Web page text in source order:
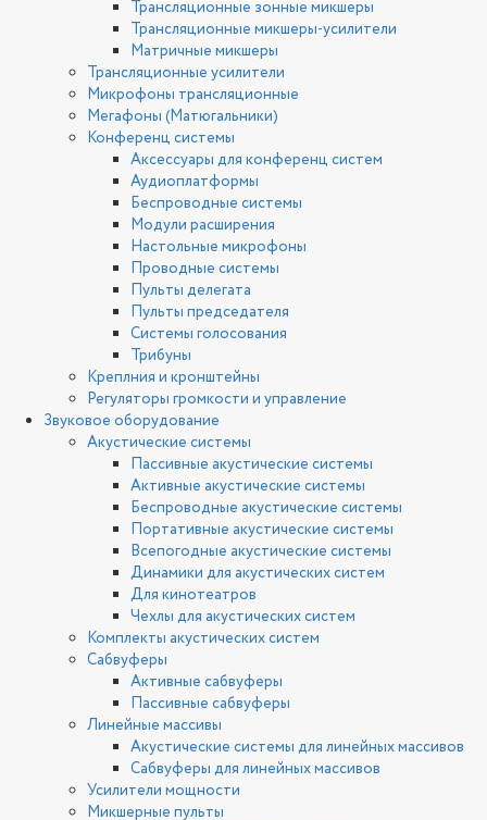
Трансляционные зонные микшеры
Трансляционные микшеры-усилители
Матричные микшеры
Трансляционные усилители
Микрофоны трансляционные
Мегафоны (Матюгальники)
Конференц системы
Аксессуары для конференц систем
Аудиоплатформы
Беспроводные системы
Модули расширения
Настольные микрофоны
Проводные системы
Пульты делегата
Пульты председателя
Системы голосования
Трибуны
Креплния и кронштейны
Регуляторы громкости и управление
Звуковое оборудование
Акустические системы
Пассивные акустические системы
Активные акустические системы
Беспроводные акустические системы
Портативные акустические системы
Всепогодные акустические системы
Динамики для акустических систем
Для кинотеатров
Чехлы для акустических систем
Комплекты акустических систем
Сабвуферы
Активные сабвуферы
Пассивные сабвуферы
Линейные массивы
Акустические системы для линейных массивов
Сабвуферы для линейных массивов
Усилители мощности
Микшерные пульты